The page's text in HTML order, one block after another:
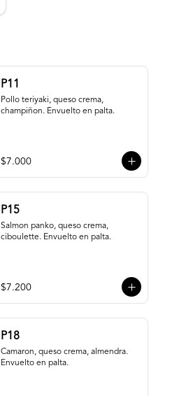
P11
Pollo teriyaki, queso crema,
champiñon. Envuelto en palta.
$7.000
P15
Salmon panko, queso crema,
ciboulette. Envuelto en palta.
$7.200
P18
Camaron, queso crema, almendra.
Envuelto en palta.